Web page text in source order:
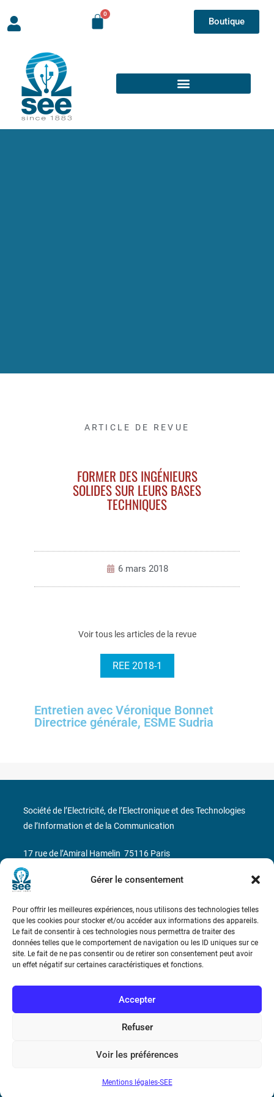
Gérer le consentement
Pour offrir les meilleures expériences, nous utilisons des technologies telles
que les cookies pour stocker et/ou accéder aux informations des appareils.
Le fait de consentir à ces technologies nous permettra de traiter des
données telles que le comportement de navigation ou les ID uniques sur ce
site. Le fait de ne pas consentir ou de retirer son consentement peut avoir
un effet négatif sur certaines caractéristiques et fonctions.
Accepter
Refuser
Voir les préférences
Mentions légales-SEE
Boutique
ARTICLE DE REVUE
FORMER DES INGÉNIEURS
SOLIDES SUR LEURS BASES
TECHNIQUES
6 mars 2018
Voir tous les articles de la revue
REE 2018-1
Entretien avec Véronique Bonnet
Directrice générale, ESME Sudria
Marie Ampère
Conditions Générales de Vente
Société de l’Electricité, de l’Electronique et des Technologies
de l’Information et de la Communication
17 rue de l’Amiral Hamelin 75116 Paris
Métro : « Boissière » Ligne 6 et « Iéna » Ligne 9
Téléphone : (+33) 1 56 90 37 17
N° de SIREN : 785 393 232, Code APE : 9412Z TVA intra-
communautaire : FR44 785 393 232